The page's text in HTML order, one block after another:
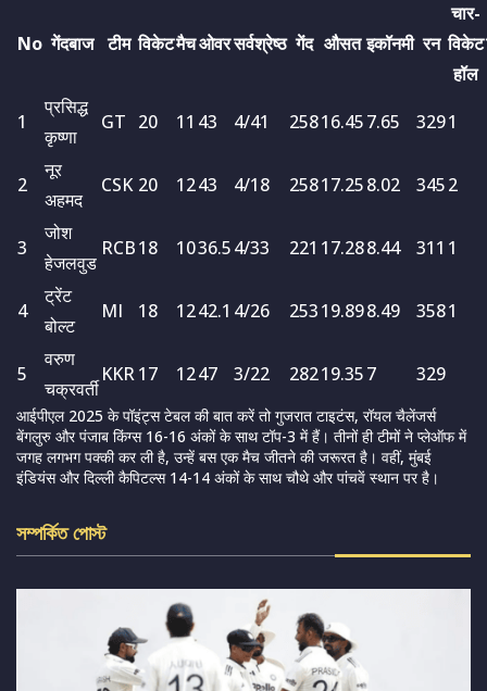
No गेंदबाज टीम विकेटमैचओवरसर्वश्रेष्ठ गेंद औसत इकॉनमी रन
चार-
विकेट
हॉल
1
प्रसिद्ध
कृष्णा
GT 20 11 43 4/41 25816.457.65 3291
2
नूर
अहमद
CSK 20 1243 4/18 25817.258.02 3452
3
जोश
हेजलवुड
RCB18 1036.54/33 221 17.288.44 311 1
4
ट्रेंट
बोल्ट
MI 18 1242.1 4/26 25319.898.49 3581
5
वरुण
चक्रवर्ती
KKR17 1247 3/22 28219.357 329
आईपीएल 2025 के पॉइंट्स टेबल की बात करें तो गुजरात टाइटंस, रॉयल चैलेंजर्स
बेंगलुरु और पंजाब किंग्स 16-16 अंकों के साथ टॉप-3 में हैं। तीनों ही टीमों ने प्लेऑफ में
जगह लगभग पक्की कर ली है, उन्हें बस एक मैच जीतने की जरूरत है। वहीं, मुंबई
इंडियंस और दिल्ली कैपिटल्स 14-14 अंकों के साथ चौथे और पांचवें स्थान पर है।
সম্পর্কিত পোস্ট